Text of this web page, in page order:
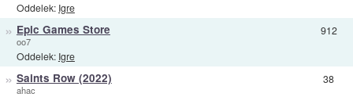
Oddelek: Igre
» Epic Games Store
oo7
Oddelek: Igre
912
» Saints Row (2022)
ahac
38